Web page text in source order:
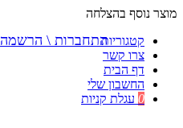
מוצר נוסף בהצלחה
קטגוריות
צרו קשר
דף הבית
החשבון שלי
0 עגלת קניות
התחברות \ הרשמה